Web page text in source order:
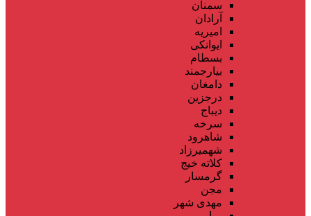
سمنان
آرادان
امیریه
ایوانکی
بسطام
بیارجمند
دامغان
درجزین
دیباج
سرخه
شاهرود
شهمیرزاد
کلاته خیج
گرمسار
مجن
مهدی شهر